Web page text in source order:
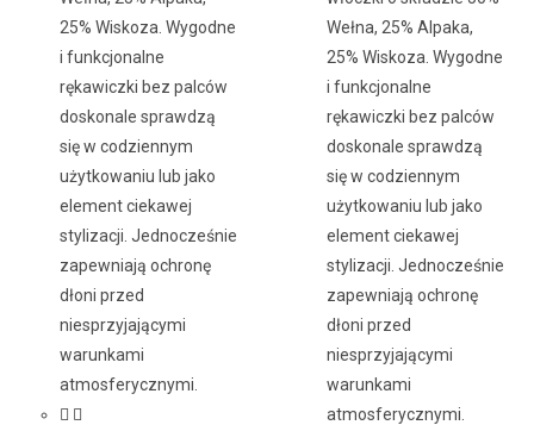
25% Wiskoza. Wygodne
i funkcjonalne
rękawiczki bez palców
doskonale sprawdzą
się w codziennym
użytkowaniu lub jako
element ciekawej
stylizacji. Jednocześnie
zapewniają ochronę
dłoni przed
niesprzyjającymi
warunkami
atmosferycznymi.
Wełna, 25% Alpaka,
25% Wiskoza. Wygodne
i funkcjonalne
rękawiczki bez palców
doskonale sprawdzą
się w codziennym
użytkowaniu lub jako
element ciekawej
stylizacji. Jednocześnie
zapewniają ochronę
dłoni przed
niesprzyjającymi
warunkami
atmosferycznymi.